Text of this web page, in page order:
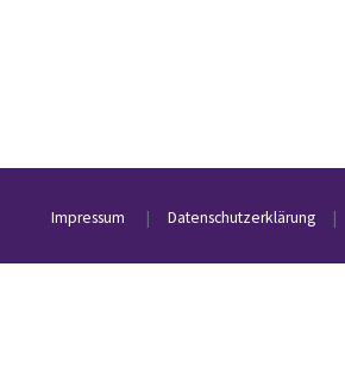
Impressum | Datenschutzerklärung |